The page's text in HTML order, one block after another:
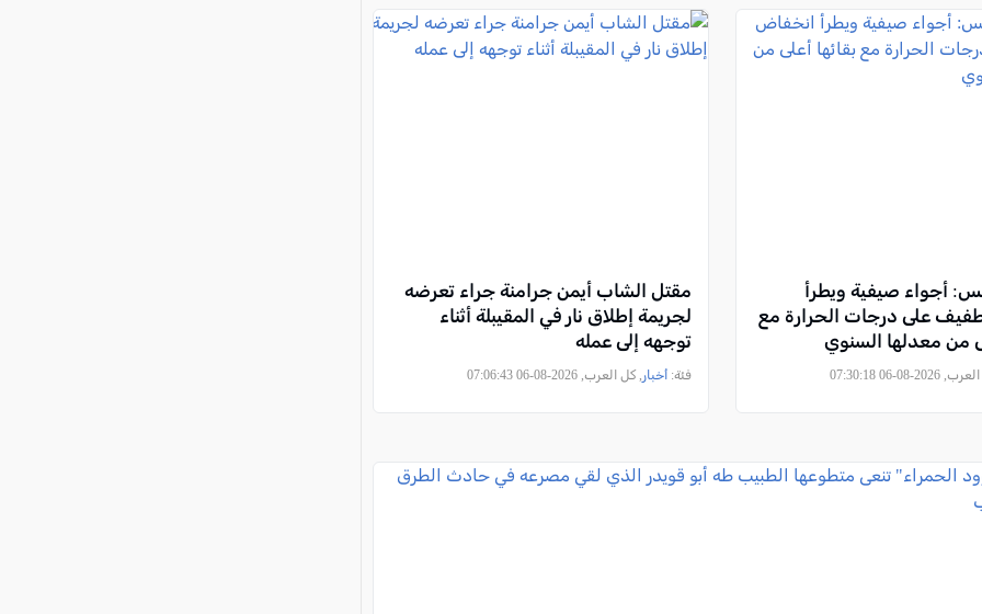
أجواء صيفية ويطرأ
على درجات الحرارة مع
من معدلها السنوي
08-06 07:30:18
مقتل الشاب أيمن جرامنة جراء تعرضه
لجريمة إطلاق نار في المقيبلة أثناء
توجهه إلى عمله
فئة: أخبار , كل العرب, 2026-08-06 07:06:43